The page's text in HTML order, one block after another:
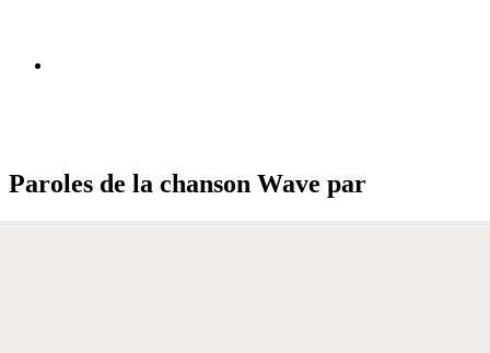
Paroles de la chanson Wave par